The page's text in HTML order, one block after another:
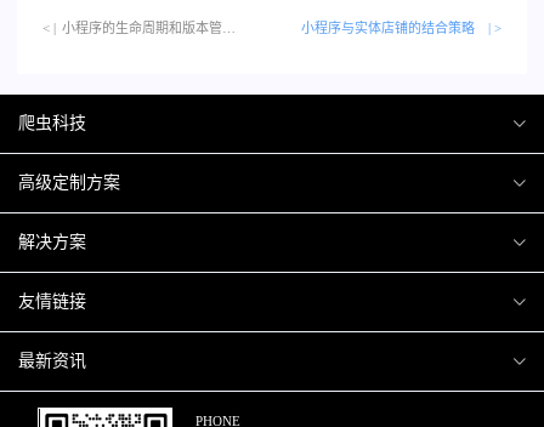
< | 小程序与实体店铺的结合策略 | >
爬虫科技
爬虫案例
关于爬虫
高级定制方案
H5互动营销
微信小程序
解决方案
商城解决方案
商城会员积分商城解决方案
网站解决方案
友情链接
厦门小程序开发
厦门APP开发
最新资讯
行业资讯 PHONE